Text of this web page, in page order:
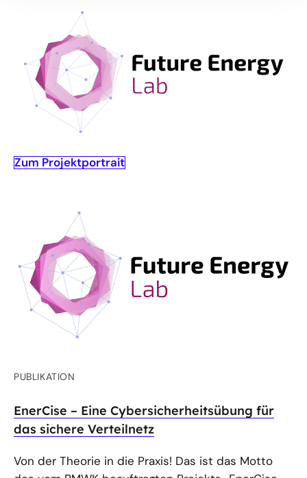
Zum Projektportrait
PUBLIKATION
EnerCise – Eine Cybersicherheitsübung für
das sichere Verteilnetz
Von der Theorie in die Praxis! Das ist das Motto